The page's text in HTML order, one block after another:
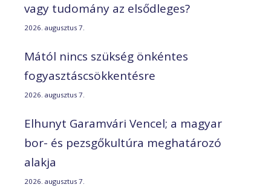
vagy tudomány az elsődleges?
2026. augusztus 7.
Mától nincs szükség önkéntes
fogyasztáscsökkentésre
2026. augusztus 7.
Elhunyt Garamvári Vencel; a magyar
bor- és pezsgőkultúra meghatározó
alakja
2026. augusztus 7.